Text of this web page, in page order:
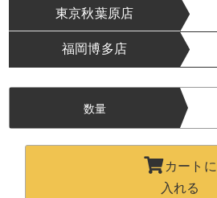
東京秋葉原店
福岡博多店
数量
カートに
入れる